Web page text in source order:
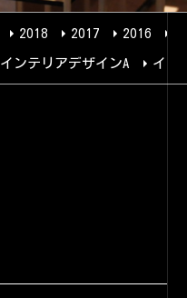
2018 2017 2016
インテリアデザインA イン